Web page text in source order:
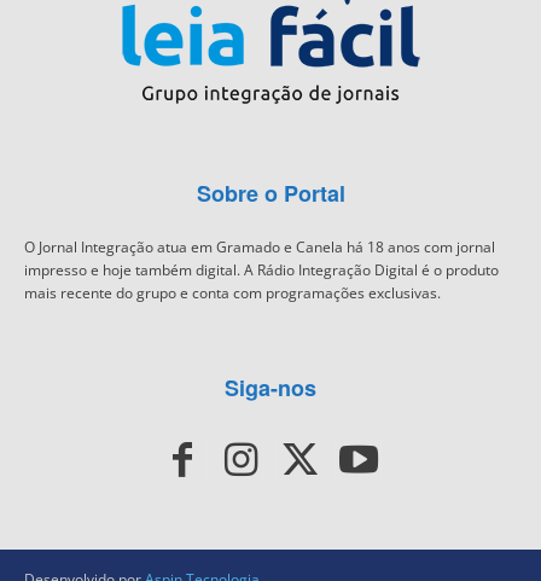
Sobre o Portal
O Jornal Integração atua em Gramado e Canela há 18 anos com jornal
impresso e hoje também digital. A Rádio Integração Digital é o produto
mais recente do grupo e conta com programações exclusivas.
Siga-nos